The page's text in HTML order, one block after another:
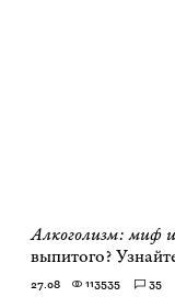
Алкоголизм: миф
выпитого?
27.08 113535 35